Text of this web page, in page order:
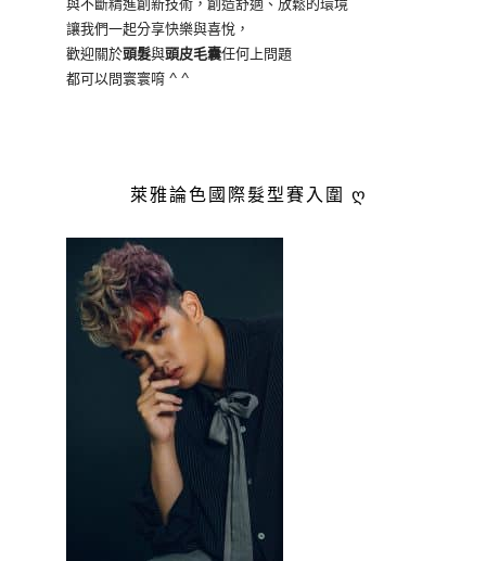
與不斷精進創新技術，創造舒適、放鬆的環境
讓我們一起分享快樂與喜悅，
歡迎關於頭髮與頭皮毛囊任何上問題
都可以問寰寰唷 ^ ^
萊雅論色國際髮型賽入圍 ღ